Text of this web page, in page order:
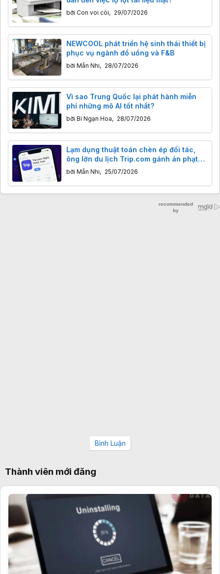
bởi Con voi còi, 29/07/2026
NEWCOOL phát triển hệ sinh thái thiết bị
phục vụ ngành đồ uống và F&B
bởi Mẫn Nhi, 28/07/2026
Vì sao Trung Quốc lại phát hành miễn
phí những mô AI tốt nhất?
bởi Bỉ Ngạn Hoa, 28/07/2026
Lạm dụng thuật toán chèn ép đối tác,
ông lớn du lịch Trip.com gánh án phạt
765 triệu USD
bởi Mẫn Nhi, 25/07/2026
Bình Luận
Thành viên mới đăng